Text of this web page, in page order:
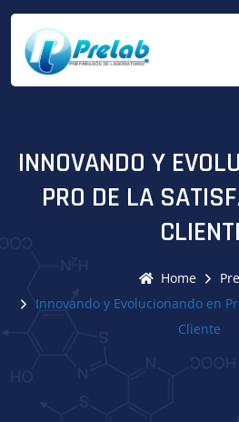
INNOVANDO Y
PRO DE LA
Home
Innovando y Evolucionando en
Cliente